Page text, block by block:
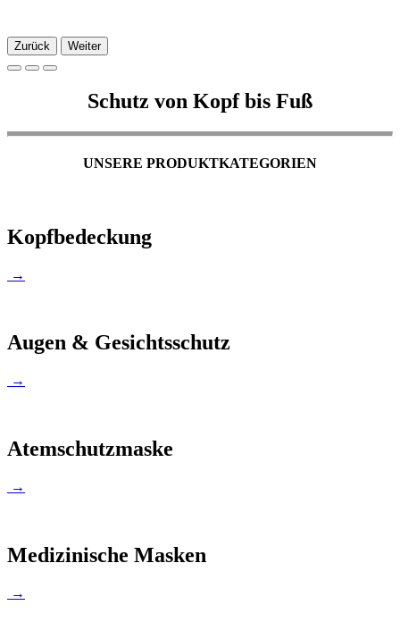
Zurück Weiter
Schutz von Kopf bis Fuß
UNSERE PRODUKTKATEGORIEN
Kopfbedeckung
→
Augen & Gesichtsschutz
→
Atemschutzmaske
→
Medizinische Masken
→